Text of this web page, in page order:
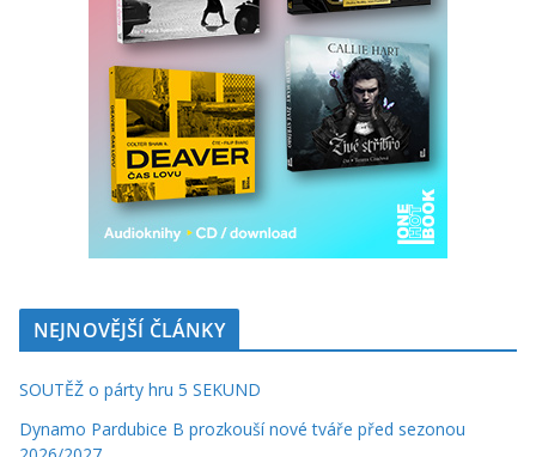
NEJNOVĚJŠÍ ČLÁNKY
SOUTĚŽ o párty hru 5 SEKUND
Dynamo Pardubice B prozkouší nové tváře před sezonou